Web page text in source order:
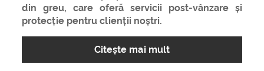
din greu, care oferă servicii post-vânzare și
protecție pentru clienții noștri.
Citeşte mai mult